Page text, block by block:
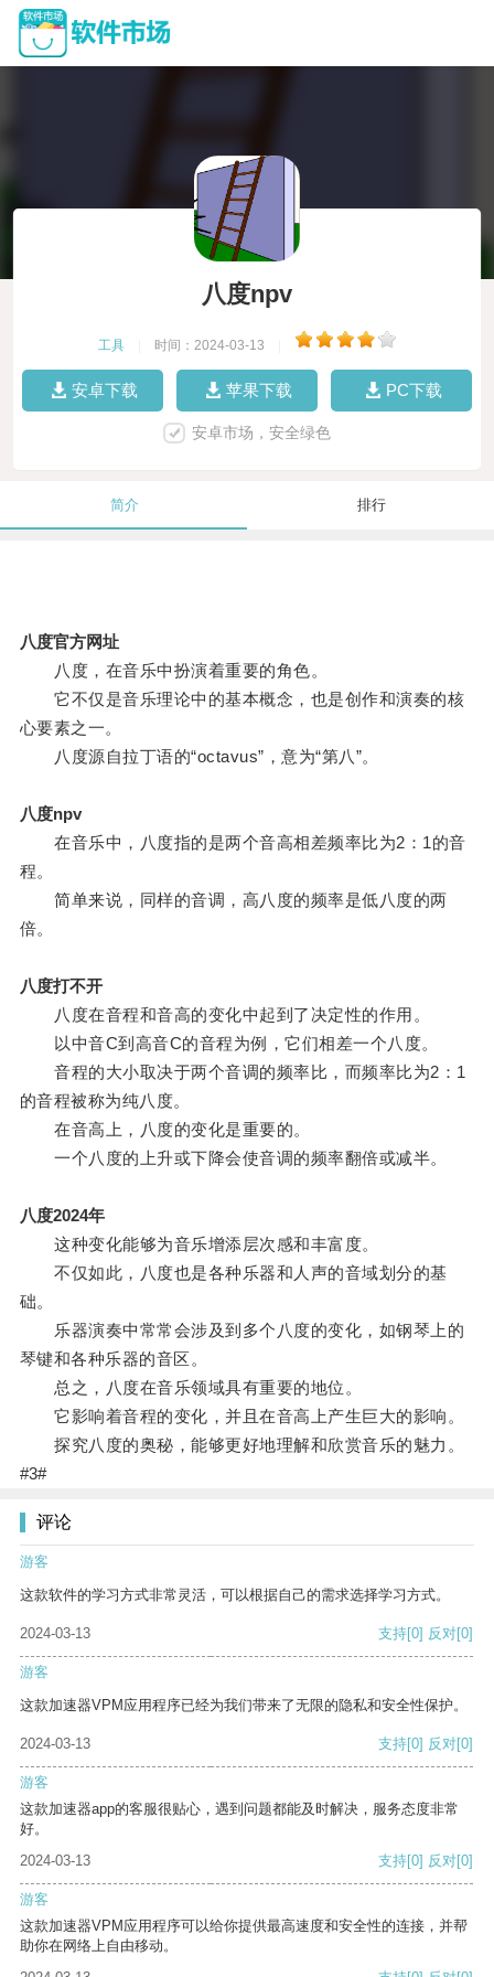
八度npv
工具 时间：2024-03-13
安卓下载 苹果下载 PC下载
安卓市场，安全绿色
简介 排行
八度官方网址
八度，在音乐中扮演着重要的角色。
它不仅是音乐理论中的基本概念，也是创作和演奏的核
心要素之一。
八度源自拉丁语的“octavus”，意为“第八”。
八度npv
在音乐中，八度指的是两个音高相差频率比为2：1的音
程。
简单来说，同样的音调，高八度的频率是低八度的两
倍。
八度打不开
八度在音程和音高的变化中起到了决定性的作用。
以中音C到高音C的音程为例，它们相差一个八度。
音程的大小取决于两个音调的频率比，而频率比为2：1
的音程被称为纯八度。
在音高上，八度的变化是重要的。
一个八度的上升或下降会使音调的频率翻倍或减半。
八度2024年
这种变化能够为音乐增添层次感和丰富度。
不仅如此，八度也是各种乐器和人声的音域划分的基
础。
乐器演奏中常常会涉及到多个八度的变化，如钢琴上的
琴键和各种乐器的音区。
总之，八度在音乐领域具有重要的地位。
它影响着音程的变化，并且在音高上产生巨大的影响。
探究八度的奥秘，能够更好地理解和欣赏音乐的魅力。
#3#
评论
游客
这款软件的学习方式非常灵活，可以根据自己的需求选择学习方式。
2024-03-13 支持[0] 反对[0]
游客
这款加速器VPM应用程序已经为我们带来了无限的隐私和安全性保护。
2024-03-13 支持[0] 反对[0]
游客
这款加速器app的客服很贴心，遇到问题都能及时解决，服务态度非常
好。
2024-03-13
支持[0] 反对[0]
游客
这款加速器VPM应用程序可以给你提供最高速度和安全性的连接，并帮
助你在网络上自由移动。